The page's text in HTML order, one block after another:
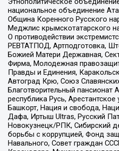
национальное объединение
Община Коренного Русского
Меджлис крымскотатарского
О противодействии
РЕВТАТПОД, Артподготовка,
Божией Матери Державная,
Фирма, Молодежная
Правды и Единения,
Автоград Крю, Союз
Благотворительный пансионат
республика Русь, Арестантское
Башкорт, Нация и свобода,
Дафа, Иртыш Ultras, Русский
Новокузнецк/РПК, Сибирский
борьбы с коррупцией, Фонд
Навального, Совет граждан